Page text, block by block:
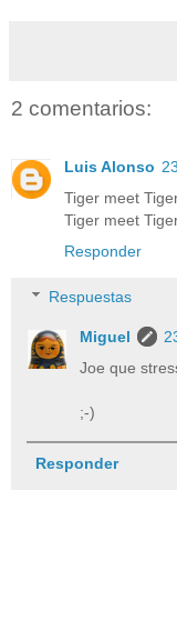
2 comentarios:
Luis Alonso
Tiger meet
Tiger meet
Responder
Respuestas
Miguel
Joe que
;-)
Responder